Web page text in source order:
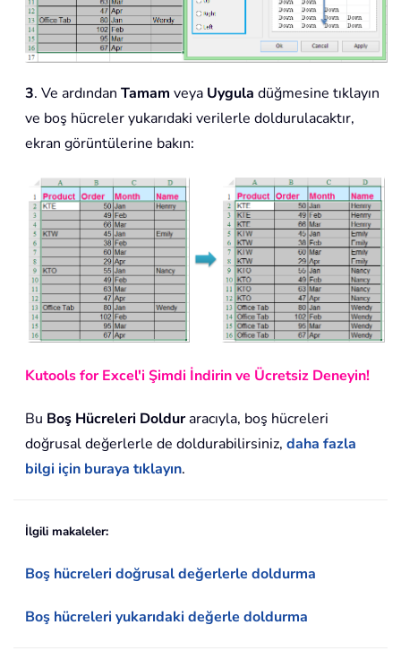
3. Ve ardından Tamam veya Uygula düğmesine tıklayın
ve boş hücreler yukarıdaki verilerle doldurulacaktır,
ekran görüntülerine bakın:
Kutools for Excel'i Şimdi İndirin ve Ücretsiz Deneyin!
Bu Boş Hücreleri Dolduraracıyla, boş hücreleri
doğrusal değerlerle de doldurabilirsiniz, daha fazla
bilgi için buraya tıklayın.
İlgili makaleler:
Boş hücreleri doğrusal değerlerle doldurma
Boş hücreleri yukarıdaki değerle doldurma